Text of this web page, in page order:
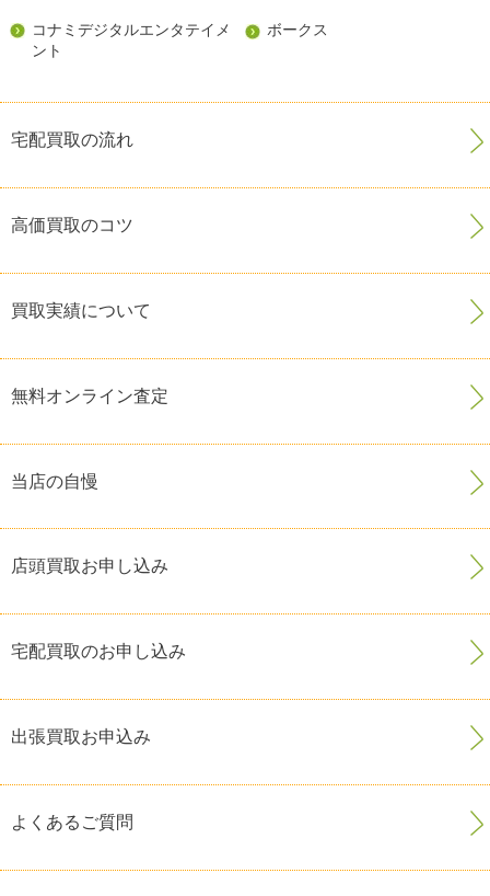
コナミデジタルエンタテイメ
ント
ボークス
宅配買取の流れ
高価買取のコツ
買取実績について
無料オンライン査定
当店の自慢
店頭買取お申し込み
宅配買取のお申し込み
出張買取お申込み
よくあるご質問